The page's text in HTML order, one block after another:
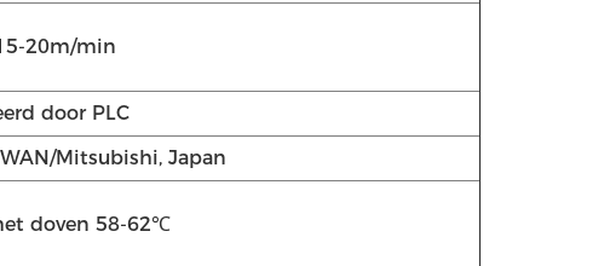
20m/min
door PLC
Mitsubishi, Japan
doven 58-62℃